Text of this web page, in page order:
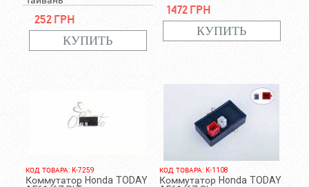
252 грн
1472 грн
КОД ТОВАРА: K-7259
Коммутатор Honda TODAY
КОД ТОВАРА: K-1108
Коммутатор Honda TODAY